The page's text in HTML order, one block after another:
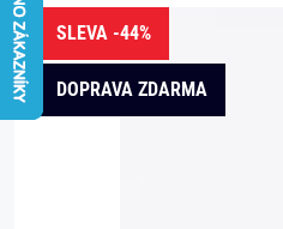
SLEVA -44%
DOPRAVA ZDARMA